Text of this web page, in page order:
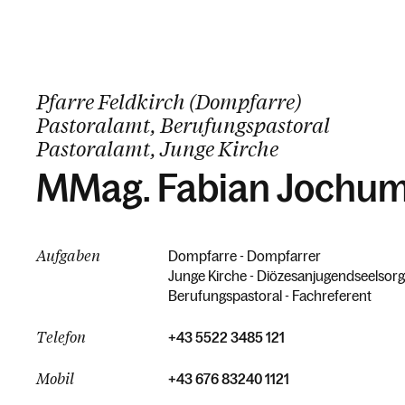
Pfarre Feldkirch (Dompfarre)
Pastoralamt, Berufungspastoral
Pastoralamt, Junge Kirche
MMag. Fabian
Aufgaben
Dompfarre - Dompfarrer
Junge Kirche -
Berufungspastoral - Fachreferent
Telefon +43 5522 3485 121
Mobil +43 676 83240 1121